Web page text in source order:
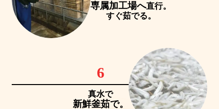
専属加工場へ直行。
すぐ茹でる。
6
真水で
新鮮釜茹で。